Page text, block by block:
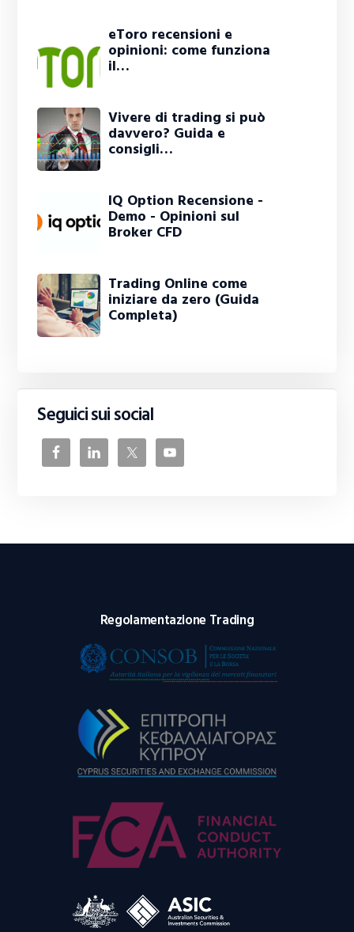
eToro recensioni e
opinioni: come funziona
il…
Vivere di trading si può
davvero? Guida e
consigli…
IQ Option Recensione -
Demo - Opinioni sul
Broker CFD
Trading Online come
iniziare da zero (Guida
Completa)
Seguici sui social
Regolamentazione Trading